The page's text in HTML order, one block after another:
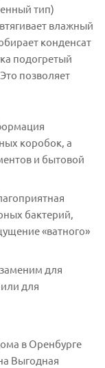
тип)
влажный
конденсат
подогретый
позволяет
коробок, а
и бытовой
бактерий,
«ватного»
для
для
в Оренбурге
Выгодная